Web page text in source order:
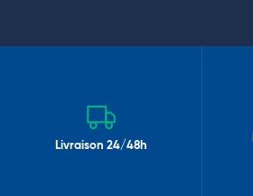
Livraison 24/48h